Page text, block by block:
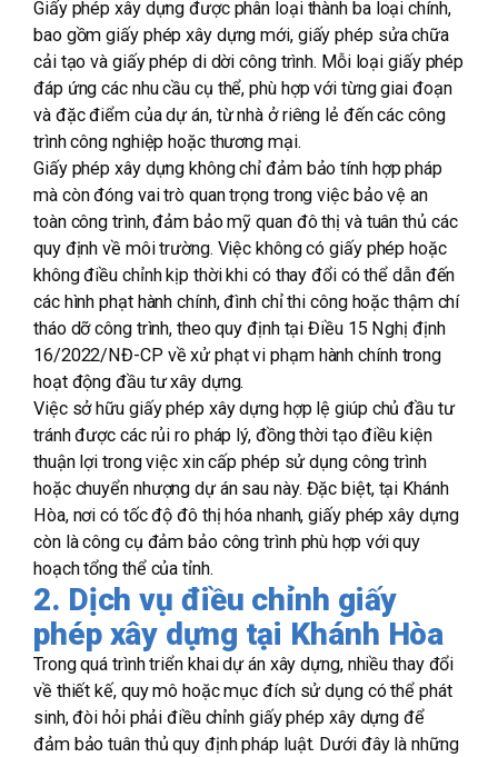
Giấy phép xây dựng được phân loại thành ba loại chính,
bao gồm giấy phép xây dựng mới, giấy phép sửa chữa
cải tạo và giấy phép di dời công trình. Mỗi loại giấy phép
đáp ứng các nhu cầu cụ thể, phù hợp với từng giai đoạn
và đặc điểm của dự án, từ nhà ở riêng lẻ đến các công
trình công nghiệp hoặc thương mại.
Giấy phép xây dựng không chỉ đảm bảo tính hợp pháp
mà còn đóng vai trò quan trọng trong việc bảo vệ an
toàn công trình, đảm bảo mỹ quan đô thị và tuân thủ các
quy định về môi trường. Việc không có giấy phép hoặc
không điều chỉnh kịp thời khi có thay đổi có thể dẫn đến
các hình phạt hành chính, đình chỉ thi công hoặc thậm chí
tháo dỡ công trình, theo quy định tại Điều 15 Nghị định
16/2022/NĐ-CP về xử phạt vi phạm hành chính trong
hoạt động đầu tư xây dựng.
Việc sở hữu giấy phép xây dựng hợp lệ giúp chủ đầu tư
tránh được các rủi ro pháp lý, đồng thời tạo điều kiện
thuận lợi trong việc xin cấp phép sử dụng công trình
hoặc chuyển nhượng dự án sau này. Đặc biệt, tại Khánh
Hòa, nơi có tốc độ đô thị hóa nhanh, giấy phép xây dựng
còn là công cụ đảm bảo công trình phù hợp với quy
hoạch tổng thể của tỉnh.
2. Dịch vụ điều chỉnh giấy
phép xây dựng tại Khánh Hòa
Trong quá trình triển khai dự án xây dựng, nhiều thay đổi
về thiết kế, quy mô hoặc mục đích sử dụng có thể phát
sinh, đòi hỏi phải điều chỉnh giấy phép xây dựng để
đảm bảo tuân thủ quy định pháp luật. Dưới đây là những